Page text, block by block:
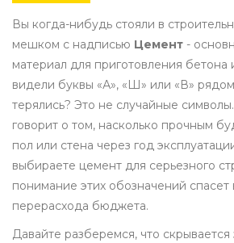
Вы когда-нибудь стояли в
мешком с надписью Цемент -
материал для приготовления бетона
видели буквы «А», «Ш» или «В»
терялись? Это не случайные
говорит о том, насколько прочным
пол или стена через год
выбираете цемент для серьезного
понимание этих обозначений спасет
перерасхода бюджета.
Давайте разберемся, что